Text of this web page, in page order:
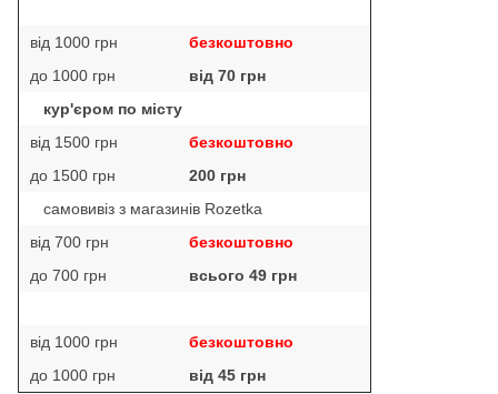
від 1000 грн
безкоштовно
до 1000 грн
від 70 грн
кур'єром по місту
від 1500 грн
безкоштовно
до 1500 грн
200 грн
самовивіз з магазинів Rozetka
від 700 грн
безкоштовно
до 700 грн
всього 49 грн
від 1000 грн
безкоштовно
до 1000 грн
від 45 грн